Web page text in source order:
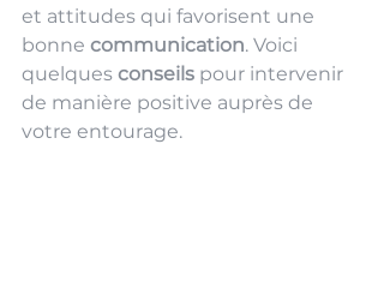
et attitudes qui favorisent une
bonne communication. Voici
quelques conseils pour intervenir
de manière positive auprès de
votre entourage.